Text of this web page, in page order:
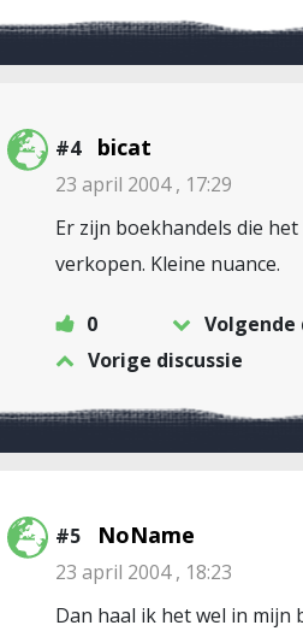
#4 bicat
23 april 2004 , 17:29
Er zijn boekhandels die
verkopen. Kleine nuance.
0
Volgende
Vorige discussie
#5 NoName
23 april 2004 , 18:23
Dan haal ik het wel in mijn